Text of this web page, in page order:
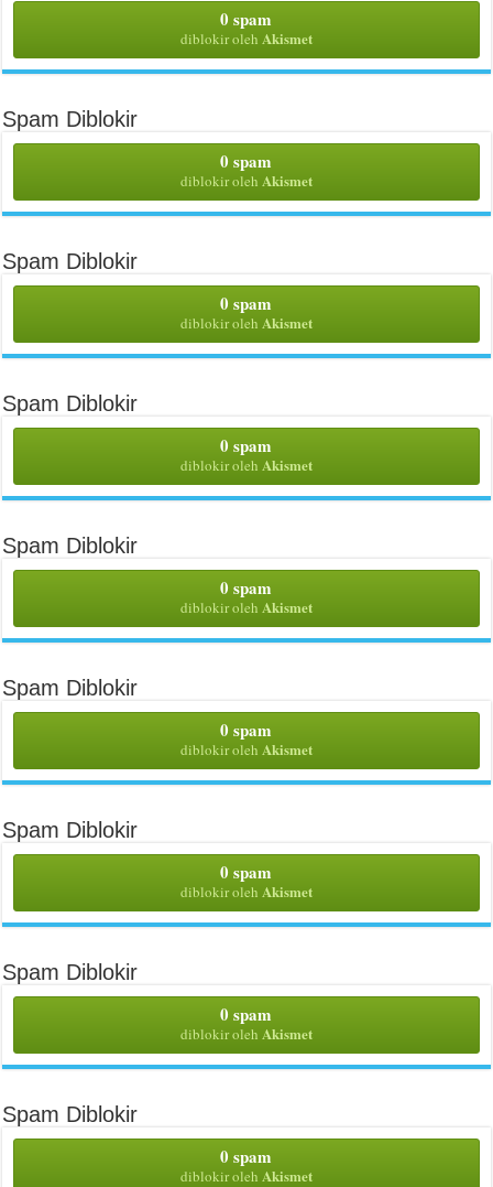
0 spam
diblokir oleh Akismet
Spam Diblokir
0 spam
diblokir oleh Akismet
Spam Diblokir
0 spam
diblokir oleh Akismet
Spam Diblokir
0 spam
diblokir oleh Akismet
Spam Diblokir
0 spam
diblokir oleh Akismet
Spam Diblokir
0 spam
diblokir oleh Akismet
Spam Diblokir
0 spam
diblokir oleh Akismet
Spam Diblokir
0 spam
diblokir oleh Akismet
Spam Diblokir
0 spam
diblokir oleh Akismet